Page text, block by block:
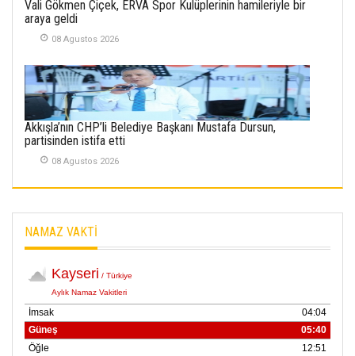
SABAHATTİN
puana Ulaştı
01 Mayis 2026
Vali Gökmen Çiçek, ERVA Spor Kulüplerinin hamileriyle bir
araya geldi
08 Agustos 2026
Akkışla’nın CHP’li Belediye Başkanı Mustafa Dursun,
partisinden istifa etti
08 Agustos 2026
NAMAZ VAKTİ